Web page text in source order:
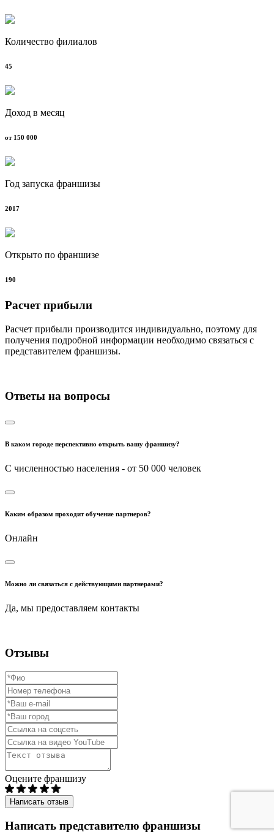
Количество филиалов
45
Доход в месяц
от 150 000
Год запуска франшизы
2017
Открыто по франшизе
190
Расчет прибыли
Расчет прибыли производится индивидуально, поэтому для
получения подробной информации необходимо связаться с
представителем франшизы.
Ответы на вопросы
В каком городе перспективно открыть вашу франшизу?
С численностью населения - от 50 000 человек
Каким образом проходит обучение партнеров?
Онлайн
Можно ли связаться с действующими партнерами?
Да, мы предоставляем контакты
Отзывы
Оцените франшизу
Написать отзыв
Написать представителю франшизы